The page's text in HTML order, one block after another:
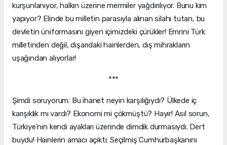
kurşunlanıyor, halkın üzerine mermiler yağdırılıyor. Bunu kim
yapıyor? Elinde bu milletin parasıyla alınan silahı tutan, bu
devletin üniformasını giyen içimizdeki çürükler! Emrini Türk
milletinden değil, dışarıdaki hainlerden, dış mihrakların
uşağından alıyorlar!
***
Şimdi soruyorum: Bu ihanet neyin karşılığıydı? Ülkede iç
karışıklık mı vardı? Ekonomi mi çökmüştü? Hayır! Asıl sorun,
Türkiye’nin kendi ayakları üzerinde dimdik durmasıydı. Dert
buydu! Hainlerin amacı açıktı: Seçilmiş Cumhurbaşkanını